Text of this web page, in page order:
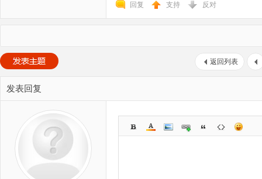
回复 支持 反对
返回列表
发表回复